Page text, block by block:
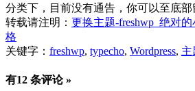
分类下，目前没有通告，你可以至底部
转载请注明： 更换主题-freshwp_绝对
格
关键字： freshwp, typecho, Wordpress, 主
有12 条评论 »